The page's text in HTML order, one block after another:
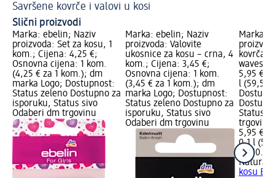
Savršene kovrče i valovi u kosi
Slični proizvodi
Marka: ebelin; Naziv
proizvoda: Set za kosu, 1
kom.; Cijena: 4,25 €;
Osnovna cijena: 1 kom.
(4,25 € za 1 kom.); dm
marka Logo; Dostupnost:
Status zeleno Dostupno za
isporuku, Status sivo
Odaberi dm trgovinu
Marka: ebelin; Naziv
proizvoda: Valovite
ukosnice za kosu – crna, 4
kom.; Cijena: 3,45 €;
Osnovna cijena: 1 kom.
(3,45 € za 1 kom.); dm
marka Logo; Dostupnost:
Status zeleno Dostupno za
isporuku, Status sivo
Odaberi dm trgovinu
Marka:
waves,
5,95 €;
l (59,50
Status
trgovinu
5,95 €
0,1 l
na
kosu